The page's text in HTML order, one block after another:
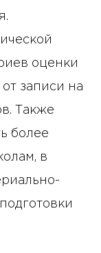
оценки
записи на
Также
более
в